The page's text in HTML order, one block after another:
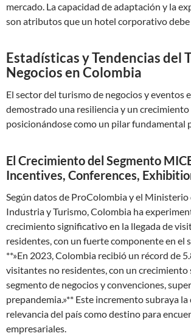
mercado. La capacidad de adaptación y la
son atributos que un hotel corporativo debe
Estadísticas y Tendencias del
Negocios en Colombia
El sector del turismo de negocios y eventos
demostrado una resiliencia y un
posicionándose como un pilar fundamental
El Crecimiento del Segmento
Incentives, Conferences,
Según datos de ProColombia y el Ministerio
Industria y Turismo, Colombia ha
crecimiento significativo en la llegada de
residentes, con un fuerte componente en el
**»En 2023, Colombia recibió un récord de
visitantes no residentes, con un crecimiento
segmento de negocios y convenciones,
prepandemia.»** Este incremento subraya
relevancia del país como destino para
empresariales.